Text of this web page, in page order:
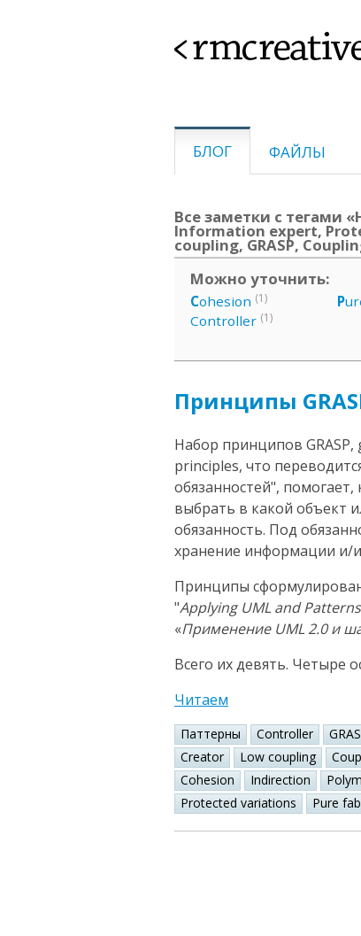
<rmcreative>
БЛОГ ФАЙЛЫ
Все заметки с тегами
Information expert,
coupling, GRASP,
Можно уточнить:
Cohesion (1)
Controller (1)
P
Принципы
Набор принципов
principles, что
обязанностей", помогает,
выбрать в какой объект
обязанность. Под
хранение информации и/
Принципы
"Applying UML and Patterns
«Применение UML 2.0 и
Всего их девять. Четыре
Читаем
Паттерны Controller
Creator
Low coupling
Cohesion
Indirection
Protected variations
Pure